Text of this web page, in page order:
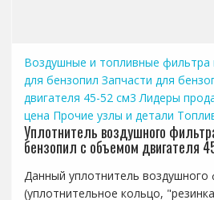
Воздушные и топливные фильтра
для бензопил Запчасти для
двигателя 45-52 см3 Лидеры
цена Прочие узлы и детали
Уплотнитель воздушного
бензопил с объемом двигателя
Данный уплотнитель воздушного
(уплотнительное кольцо,